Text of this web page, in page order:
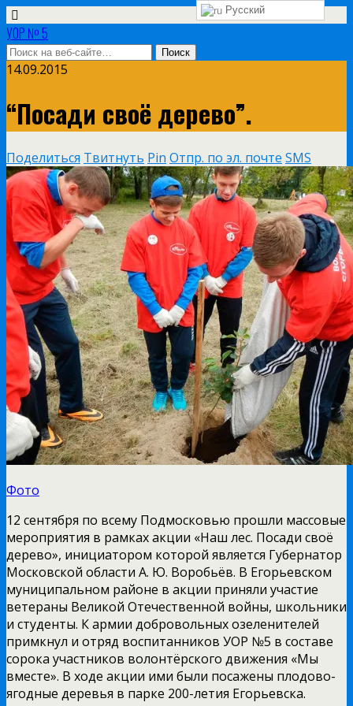
УОР № 5
14.09.2015
“Посади своё дерево”.
Поделиться Твитнуть Pin Отпр. по эл. почте SMS
Фото
12 сентября по всему Подмосковью прошли массовые
мероприятия в рамках акции «Наш лес. Посади своё
дерево», инициатором которой является Губернатор
Московской области А. Ю. Воробьёв. В Егорьевском
муниципальном районе в акции приняли участие
ветераны Великой Отечественной войны, школьники
и студенты. К армии добровольных озеленителей
примкнул и отряд воспитанников УОР №5 в составе
сорока участников волонтёрского движения «Мы
вместе». В ходе акции ими были посажены плодово-
ягодные деревья в парке 200-летия Егорьевска.
Русский